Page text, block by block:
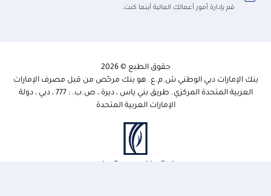
قم بإدارة أمور أعمالك المالية أينما كنت.
حقوق الطبع © 2026
بنك الإمارات دبي الوطني ش.م.ع. هو بنك مرخّص من قبل مصرف الإمارات
العربية المتحدة المركزي. طريق بني ياس ، ديرة ، ص.ب. : 777 ، دبي ، دولة
الإمارات العربية المتحدة